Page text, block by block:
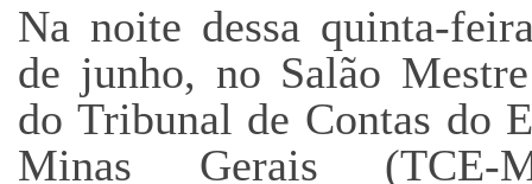
Na noite dessa quinta-
de junho, no Salão
do Tribunal de Contas do
Minas Gerais (TCE-